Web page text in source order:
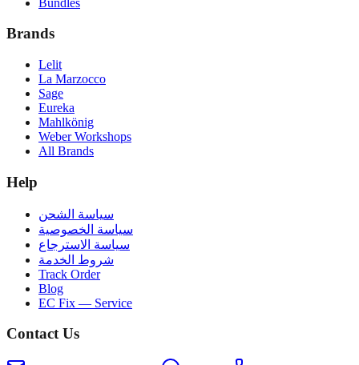
Brands
Lelit
La Marzocco
Sage
Eureka
Mahlkönig
Weber Workshops
All Brands
Help
سياسة الشحن
سياسة الخصوصية
سياسة الاسترجاع
شروط الخدمة
Track Order
Blog
EC Fix — Service
Contact Us